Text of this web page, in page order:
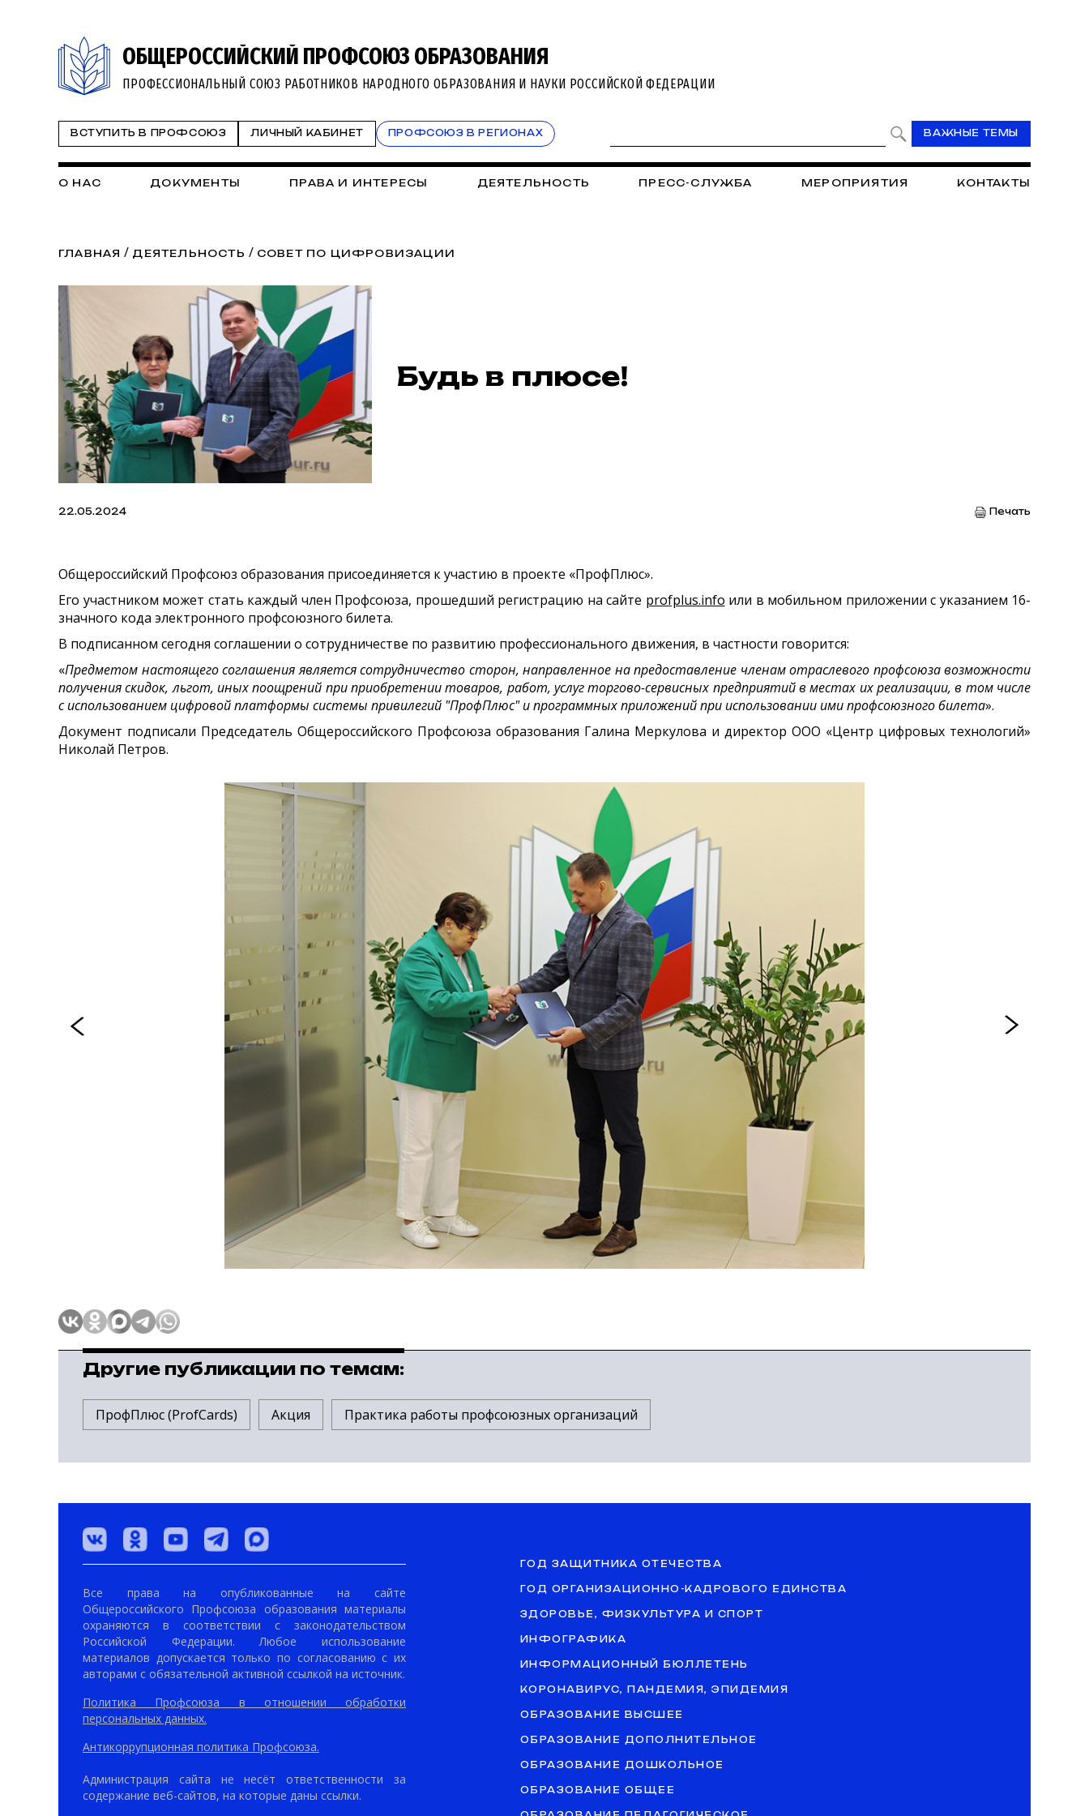
ОБЩЕРОССИЙСКИЙ ПРОФСОЮЗ ОБРАЗОВАНИЯ
ПРОФЕССИОНАЛЬНЫЙ СОЮЗ РАБОТНИКОВ НАРОДНОГО ОБРАЗОВАНИЯ И НАУКИ РОССИЙСКОЙ ФЕДЕРАЦИИ
ВСТУПИТЬ В ПРОФСОЮЗ ЛИЧНЫЙ КАБИНЕТ ПРОФСОЮЗ В РЕГИОНАХ ВАЖНЫЕ ТЕМЫ
О НАС ДОКУМЕНТЫ ПРАВА И ИНТЕРЕСЫ ДЕЯТЕЛЬНОСТЬ ПРЕСС-СЛУЖБА МЕРОПРИЯТИЯ КОНТАКТЫ
ГЛАВНАЯ / ДЕЯТЕЛЬНОСТЬ / СОВЕТ ПО ЦИФРОВИЗАЦИИ
Будь в плюсе!
22.05.2024 Печать
Общероссийский Профсоюз образования присоединяется к участию в проекте «ПрофПлюс».
Его участником может стать каждый член Профсоюза, прошедший регистрацию на сайте profplus.info или в мобильном приложении с указанием 16-
значного кода электронного профсоюзного билета.
В подписанном сегодня соглашении о сотрудничестве по развитию профессионального движения, в частности говорится:
«Предметом настоящего соглашения является сотрудничество сторон, направленное на предоставление членам отраслевого профсоюза возможности
получения скидок, льгот, иных поощрений при приобретении товаров, работ, услуг торгово-сервисных предприятий в местах их реализации, в том числе
с использованием цифровой платформы системы привилегий "ПрофПлюс" и программных приложений при использовании ими профсоюзного билета».
Документ подписали Председатель Общероссийского Профсоюза образования Галина Меркулова и директор ООО «Центр цифровых технологий»
Николай Петров.
Другие публикации по темам:
ПрофПлюс (ProfCards) Акция Практика работы профсоюзных организаций
Все права на опубликованные на сайте
Общероссийского Профсоюза образования материалы
охраняются в соответствии с законодательством
Российской Федерации. Любое использование
материалов допускается только по согласованию с их
авторами с обязательной активной ссылкой на источник.
Политика Профсоюза в отношении обработки
персональных данных.
Антикоррупционная политика Профсоюза.
Администрация сайта не несёт ответственности за
содержание веб-сайтов, на которые даны ссылки.
ГОД ЗАЩИТНИКА ОТЕЧЕСТВА
ГОД ОРГАНИЗАЦИОННО-КАДРОВОГО ЕДИНСТВА
ЗДОРОВЬЕ, ФИЗКУЛЬТУРА И СПОРТ
ИНФОГРАФИКА
ИНФОРМАЦИОННЫЙ БЮЛЛЕТЕНЬ
КОРОНАВИРУС, ПАНДЕМИЯ, ЭПИДЕМИЯ
ОБРАЗОВАНИЕ ВЫСШЕЕ
ОБРАЗОВАНИЕ ДОПОЛНИТЕЛЬНОЕ
ОБРАЗОВАНИЕ ДОШКОЛЬНОЕ
ОБРАЗОВАНИЕ ОБЩЕЕ